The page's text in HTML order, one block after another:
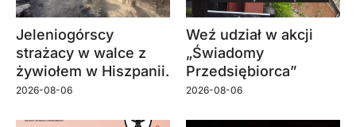
Jeleniogórscy
strażacy w walce z
żywiołem w Hiszpanii.
2026-08-06
Weź udział w akcji
„Świadomy
Przedsiębiorca”
2026-08-06